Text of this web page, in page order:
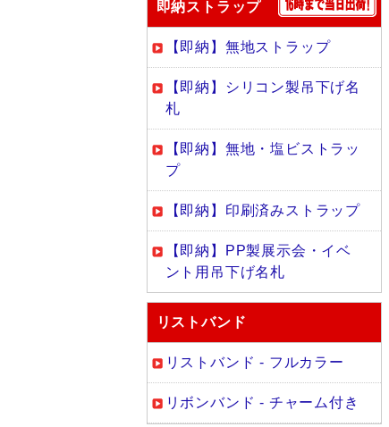
即納ストラップ
【即納】無地ストラップ
【即納】シリコン製吊下げ名
札
【即納】無地・塩ビストラッ
プ
【即納】印刷済みストラップ
【即納】PP製展示会・イベ
ント用吊下げ名札
リストバンド
リストバンド - フルカラー
リボンバンド - チャーム付き